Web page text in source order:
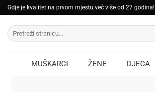
Skip
to
content
Gdje je kvalitet na prvom mjestu već više od 27 godina!
Pretraži:
MUŠKARCI ŽENE DJECA